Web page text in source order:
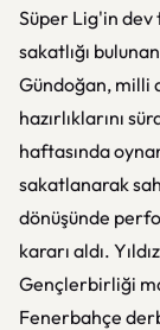
Süper Lig'in dev
sakatlığı
Gündoğan, milli
hazırlıklarını
haftasında
sakatlanarak
dönüşünde
kararı aldı.
Gençlerbirliği
Fenerbahçe